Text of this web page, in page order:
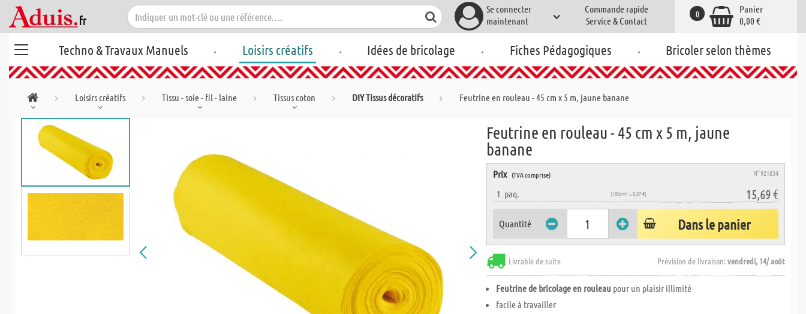
Se connecter
maintenant
Commande rapide
Service & Contact
Panier
0,00 €
0
Techno & Travaux Manuels . Loisirs créatifs . Idées de bricolage . Fiches Pédagogiques . Bricoler selon thèmes
Loisirs créatifs Tissu - soie - fil - laine Tissus coton DIY Tissus décoratifs Feutrine en rouleau - 45 cm x 5 m, jaune banane
Feutrine en rouleau - 45 cm x 5 m, jaune
banane
Prix (TVA comprise) N° 921834
1 paq. (100cm² = 0,07 €) 15,69 €
Quantité Dans le panier
Livrable de suite Prévision de livraison:vendredi, 14/ août
Feutrine de bricolage en rouleau pour un plaisir illimité
facile à travailler